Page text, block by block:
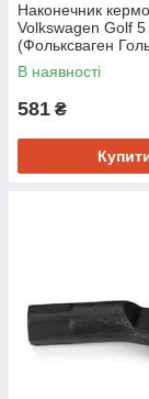
Наконечник
Volkswagen Golf 5
(Фольксваген
->2009 Delphi
В наявності
581 ₴